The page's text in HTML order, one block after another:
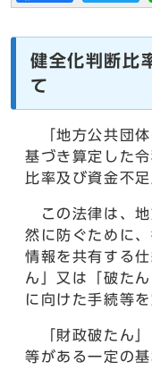
健全化判断比
て
「地方公共団体
基づき算定した
比率及び資金不
この法律は、地
然に防ぐために
情報を共有する
ん」又は「破た
に向けた手続等
「財政破たん」
等がある一定の